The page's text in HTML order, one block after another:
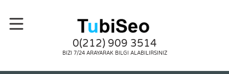
0(212) 909 3514
BIZI 7/24 ARAYARAK BILGI ALABILIRSINIZ